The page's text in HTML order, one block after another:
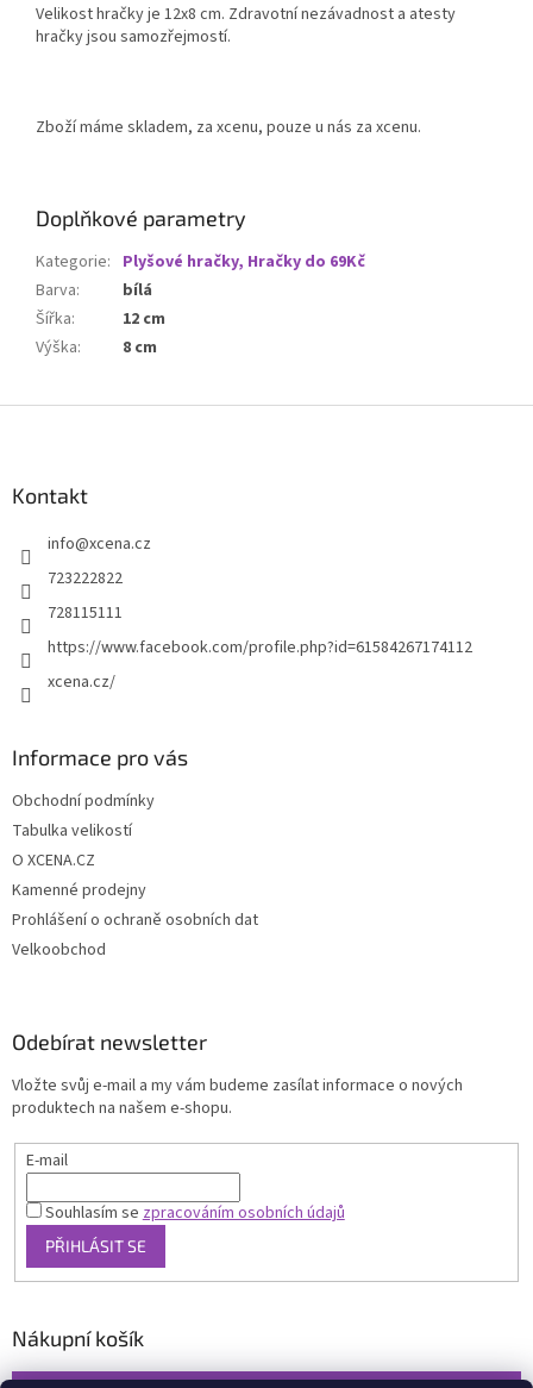
Velikost hračky je 12x8 cm. Zdravotní nezávadnost a atesty
hračky jsou samozřejmostí.
Zboží máme skladem, za xcenu, pouze u nás za xcenu.
Doplňkové parametry
Kategorie: Plyšové hračky, Hračky do 69Kč
Barva:
bílá
Šířka:
12 cm
Výška: 8 cm
Kontakt
info@xcena.cz
723222822
728115111
https://www.facebook.com/profile.php?id=61584267174112
xcena.cz/
Informace pro vás
Obchodní podmínky
Tabulka velikostí
O XCENA.CZ
Kamenné prodejny
Prohlášení o ochraně osobních dat
Velkoobchod
Odebírat newsletter
Vložte svůj e-mail a my vám budeme zasílat informace o nových
produktech na našem e-shopu.
E-mail
Souhlasím sezpracováním osobních údajů
PŘIHLÁSIT SE
Nákupní košík